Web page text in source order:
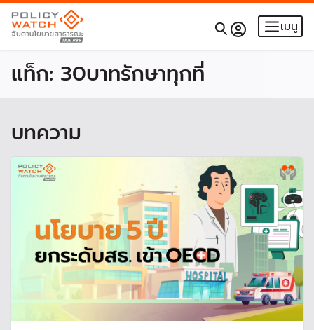
เมนู
แท็ก: 30บาทรักษาทุกที่
บทความ